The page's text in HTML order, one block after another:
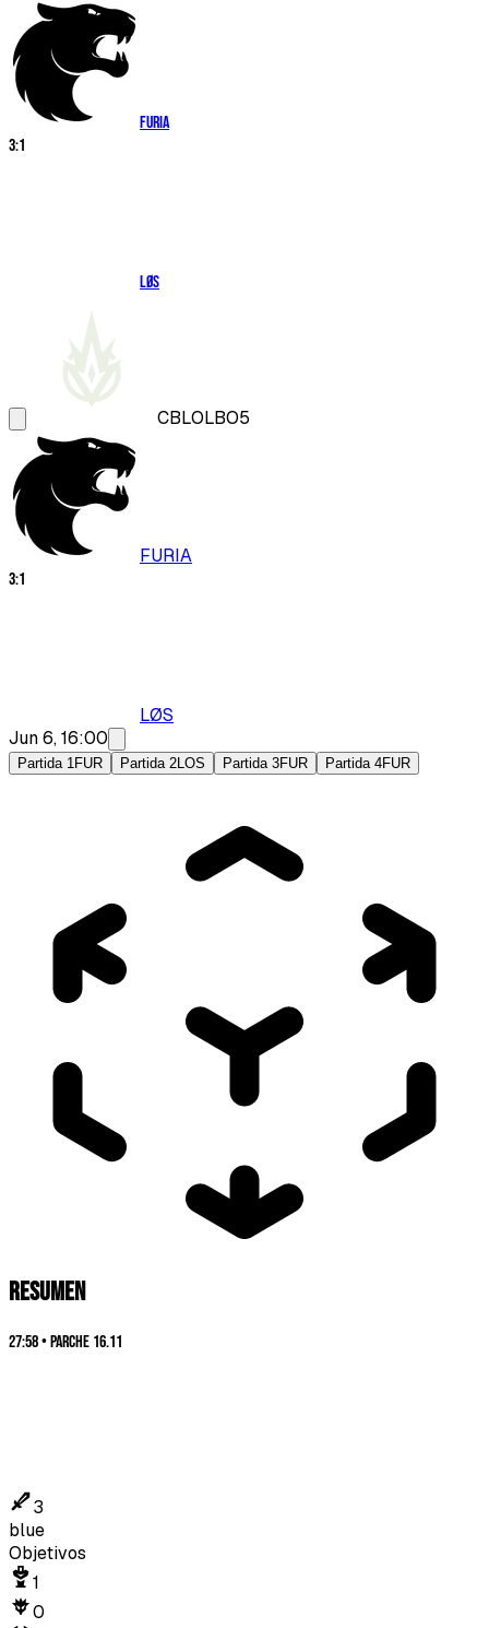
FURIA
3:1
LØS
CBLOLBO5
FURIA
3:1
LØS
Jun 6, 16:00
Partida 1FUR Partida 2LOS Partida 3FUR Partida 4FUR
RESUMEN
27:58•Parche 16.11
3
blue
Objetivos
1
0